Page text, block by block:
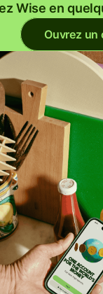
Wise en
Ouvrez un